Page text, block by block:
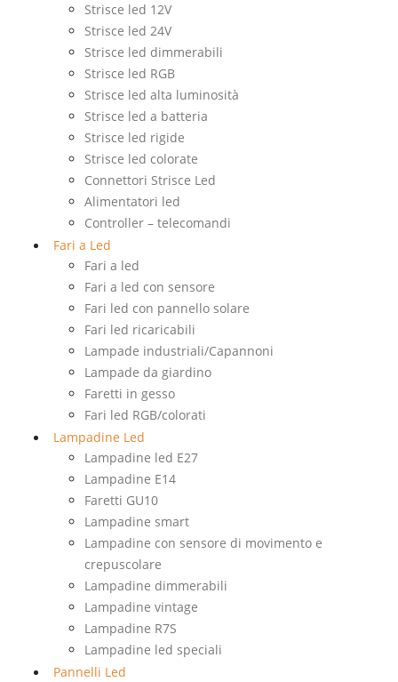
Strisce led 12V
Strisce led 24V
Strisce led dimmerabili
Strisce led RGB
Strisce led alta luminosità
Strisce led a batteria
Strisce led rigide
Strisce led colorate
Connettori Strisce Led
Alimentatori led
Controller – telecomandi
Fari a Led
Fari a led
Fari a led con sensore
Fari led con pannello solare
Fari led ricaricabili
Lampade industriali/Capannoni
Lampade da giardino
Faretti in gesso
Fari led RGB/colorati
Lampadine Led
Lampadine led E27
Lampadine E14
Faretti GU10
Lampadine smart
Lampadine con sensore di movimento e
crepuscolare
Lampadine dimmerabili
Lampadine vintage
Lampadine R7S
Lampadine led speciali
Pannelli Led